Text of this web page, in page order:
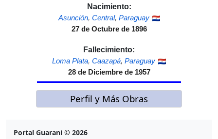
Nacimiento:
Asunción, Central, Paraguay
27 de Octubre de 1896
Fallecimiento:
Loma Plata, Caazapá, Paraguay
28 de Diciembre de 1957
Perfil y Más Obras
Portal Guarani © 2026